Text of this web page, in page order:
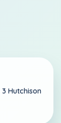
3 Hutchison